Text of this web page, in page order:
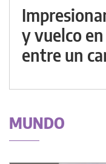
y vuelco
entre un
MUNDO